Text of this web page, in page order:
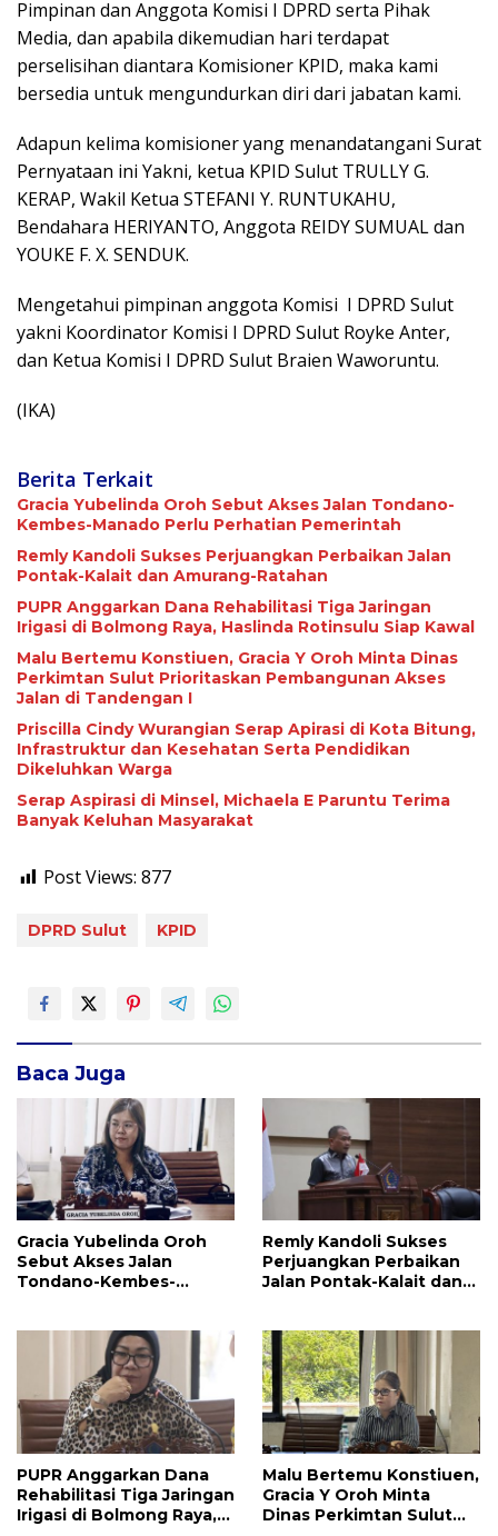
Pimpinan dan Anggota Komisi I DPRD serta Pihak
Media, dan apabila dikemudian hari terdapat
perselisihan diantara Komisioner KPID, maka kami
bersedia untuk mengundurkan diri dari jabatan kami.
Adapun kelima komisioner yang menandatangani Surat
Pernyataan ini Yakni, ketua KPID Sulut TRULLY G.
KERAP, Wakil Ketua STEFANI Y. RUNTUKAHU,
Bendahara HERIYANTO, Anggota REIDY SUMUAL dan
YOUKE F. X. SENDUK.
Mengetahui pimpinan anggota Komisi I DPRD Sulut
yakni Koordinator Komisi I DPRD Sulut Royke Anter,
dan Ketua Komisi I DPRD Sulut Braien Waworuntu.
(IKA)
Berita Terkait
Gracia Yubelinda Oroh Sebut Akses Jalan Tondano-
Kembes-Manado Perlu Perhatian Pemerintah
Remly Kandoli Sukses Perjuangkan Perbaikan Jalan
Pontak-Kalait dan Amurang-Ratahan
PUPR Anggarkan Dana Rehabilitasi Tiga Jaringan
Irigasi di Bolmong Raya, Haslinda Rotinsulu Siap Kawal
Malu Bertemu Konstiuen, Gracia Y Oroh Minta Dinas
Perkimtan Sulut Prioritaskan Pembangunan Akses
Jalan di Tandengan I
Priscilla Cindy Wurangian Serap Apirasi di Kota Bitung,
Infrastruktur dan Kesehatan Serta Pendidikan
Dikeluhkan Warga
Serap Aspirasi di Minsel, Michaela E Paruntu Terima
Banyak Keluhan Masyarakat
Post Views: 877
DPRD Sulut KPID
Baca Juga
Gracia Yubelinda Oroh
Sebut Akses Jalan
Tondano-Kembes-
Remly Kandoli Sukses
Perjuangkan Perbaikan
Jalan Pontak-Kalait dan
PUPR Anggarkan Dana
Rehabilitasi Tiga Jaringan
Irigasi di Bolmong Raya,
Malu Bertemu Konstiuen,
Gracia Y Oroh Minta
Dinas Perkimtan Sulut